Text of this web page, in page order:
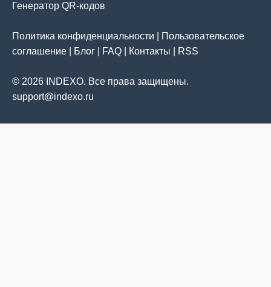
Генератор QR-кодов
Политика конфиденциальности
Пользовательское
соглашение
Блог FAQ Контакты RSS
© 2026 INDEXO. Все права защищены.
support@indexo.ru